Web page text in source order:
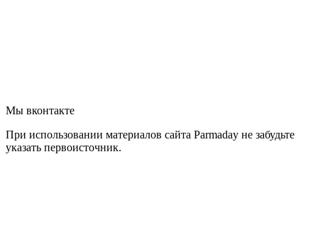
Мы вконтакте
При использовании материалов сайта Parmaday не забудьте
указать первоисточник.